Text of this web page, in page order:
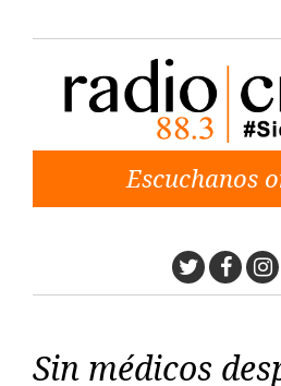
Escuchanos
Twitter
Sin médicos